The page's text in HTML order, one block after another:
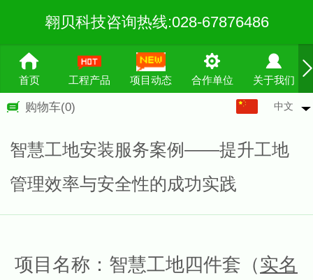
翱贝科技咨询热线:028-67876486
首页 工程产品 项目动态 合作单位 关于我们
购物车(0) 中文
智慧工地安装服务案例——提升工地
管理效率与安全性的成功实践
项目名称：智慧工地四件套（实名